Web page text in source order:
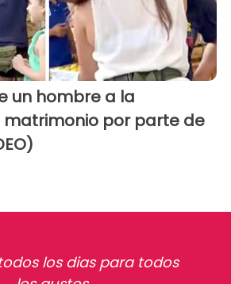
un hombre a la
por parte de
los dias para todos